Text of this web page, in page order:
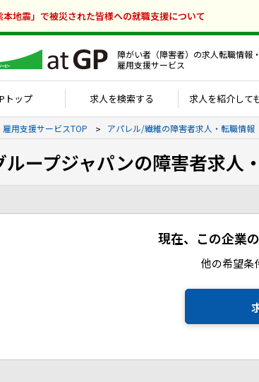
本地震」で被災された皆様への就職支援について
障がい者（障害者）の求人転職情報・
雇用支援サービス
トップ 求人を検索する 求人を紹介して
用支援サービスTOP アパレル/繊維の障害者求人・転職情報
ループジャパンの障害者求人
現在、この企業
他の希望条